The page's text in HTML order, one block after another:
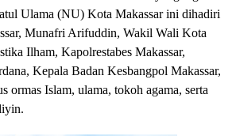
Ulama (NU) Kota Makassar ini dihadiri
Munafri Arifuddin, Wakil Wali Kota
Ilham, Kapolrestabes Makassar,
Kepala Badan Kesbangpol Makassar,
ormas Islam, ulama, tokoh agama, serta